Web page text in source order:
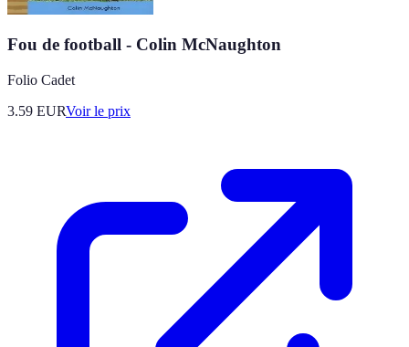
Fou de football - Colin McNaughton
Folio Cadet
3.59 EURVoir le prix